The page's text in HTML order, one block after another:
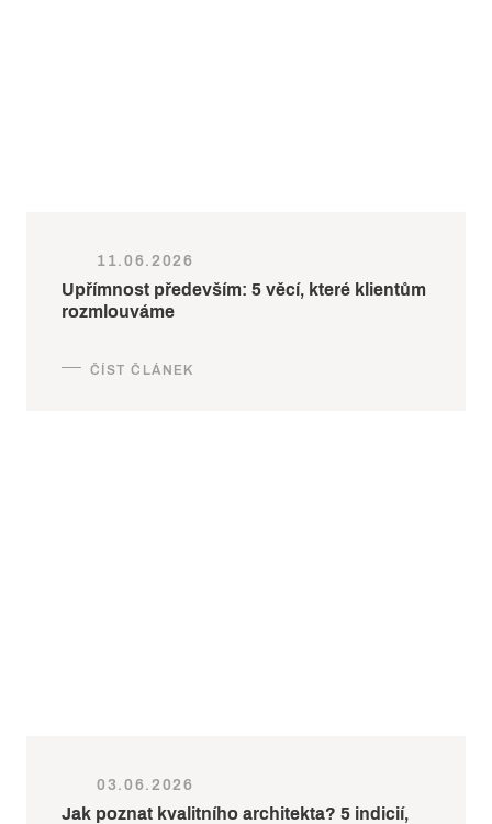
11.06.2026
Upřímnost především: 5 věcí, které klientům
rozmlouváme
03.06.2026
Jak poznat kvalitního architekta? 5 indicií,